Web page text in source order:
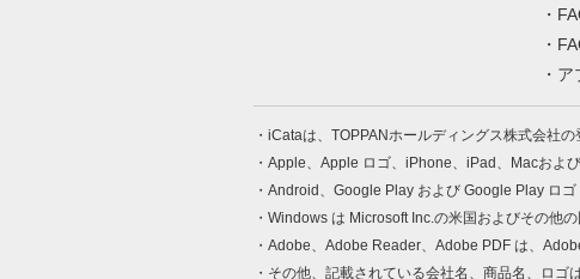
ア
iCataは、TOPPANホールディングス株式会社の
Apple、Apple ロゴ、iPhone、iPad、Macおよ
Android、Google Play および Google Play ロゴ
Windows は Microsoft Inc.の米国およびその他
Adobe、Adobe Reader、Adobe PDF は、
その他、記載されている会社名、商品名、ロゴ